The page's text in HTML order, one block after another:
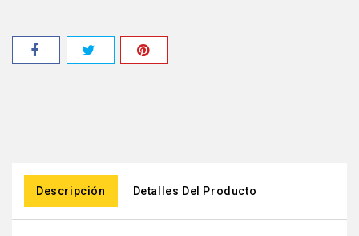
Descripción Detalles Del Producto